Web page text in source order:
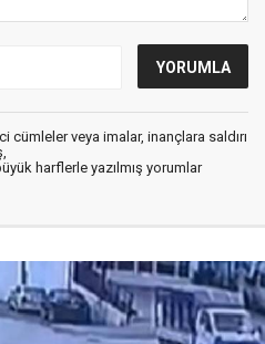
cümleler veya imalar, inançlara saldırı
harflerle yazılmış yorumlar